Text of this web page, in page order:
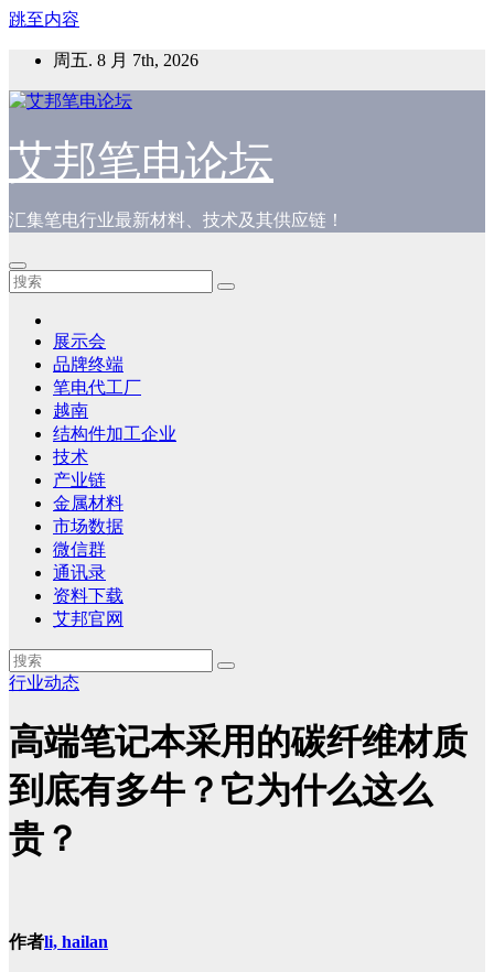
跳至内容
周五. 8 月 7th, 2026
艾邦笔电论坛
汇集笔电行业最新材料、技术及其供应链！
展示会
品牌终端
笔电代工厂
越南
结构件加工企业
技术
产业链
金属材料
市场数据
微信群
通讯录
资料下载
艾邦官网
行业动态
高端笔记本采用的碳纤维材质
到底有多牛？它为什么这么
贵？
作者li, hailan